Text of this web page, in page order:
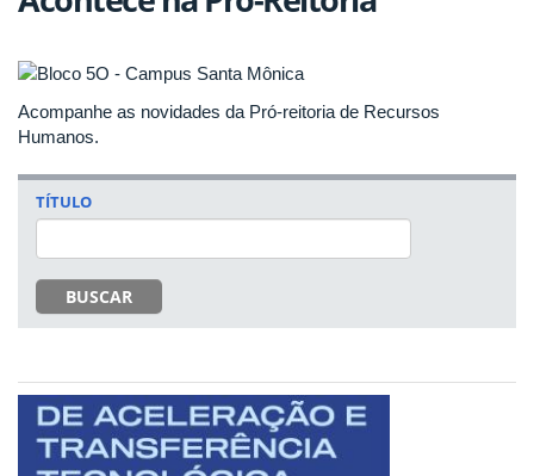
Acompanhe as novidades da Pró-reitoria de Recursos
Humanos.
TÍTULO
BUSCAR